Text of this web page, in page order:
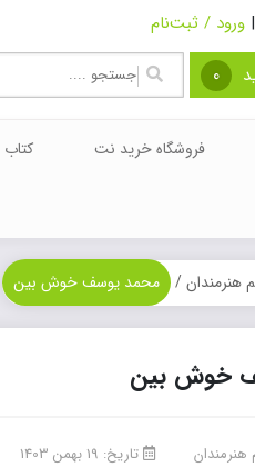
| ورود / ثبت‌نام
0
فروشگاه خرید نت کتاب
هنرمندان/ محمد یوسف خوش بین
خوش بین
هنرمندان تاریخ: 19 بهمن 1403